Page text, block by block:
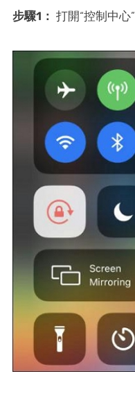
步驟1： 打開“控制中心”